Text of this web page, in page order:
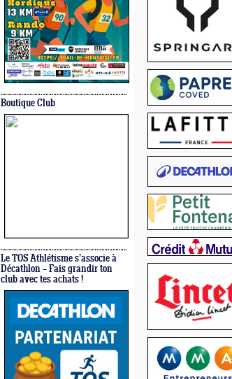
Boutique Club
Le TOS Athlétisme s’associe à
Décathlon – Fais grandir ton
club avec tes achats !